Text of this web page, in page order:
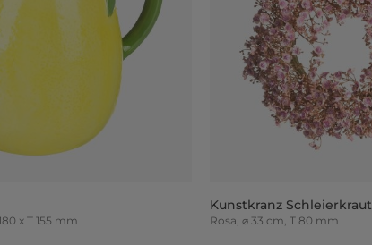
H 180 x T 155 mm
Kunstkranz Schleierkraut
Rosa, ⌀ 33 cm, T 80 mm